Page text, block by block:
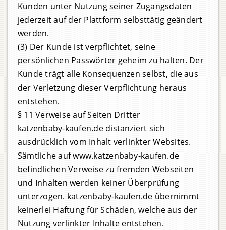
Kunden unter Nutzung seiner Zugangsdaten
jederzeit auf der Plattform selbsttätig geändert
werden.
(3) Der Kunde ist verpflichtet, seine
persönlichen Passwörter geheim zu halten. Der
Kunde trägt alle Konsequenzen selbst, die aus
der Verletzung dieser Verpflichtung heraus
entstehen.
§ 11 Verweise auf Seiten Dritter
katzenbaby-kaufen.de distanziert sich
ausdrücklich vom Inhalt verlinkter Websites.
Sämtliche auf www.katzenbaby-kaufen.de
befindlichen Verweise zu fremden Webseiten
und Inhalten werden keiner Überprüfung
unterzogen. katzenbaby-kaufen.de übernimmt
keinerlei Haftung für Schäden, welche aus der
Nutzung verlinkter Inhalte entstehen.